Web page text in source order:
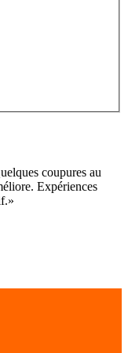
coupures au
Expériences
»